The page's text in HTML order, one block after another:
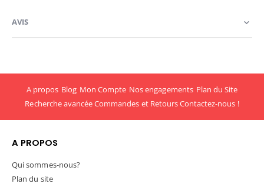
AVIS
A propos Blog Mon Compte Nos engagements Plan du Site
Recherche avancéeCommandes et RetoursContactez-nous !
A PROPOS
Qui sommes-nous?
Plan du site